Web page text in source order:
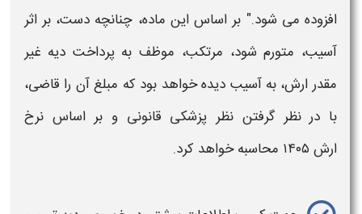
افزوده می‌ شود." بر اساس این ماده، چنانچه دست، بر اثر
آسیب، متورم شود، مرتکب، موظف به پرداخت دیه غیر
مقدر ارش، به آسیب دیده خواهد بود که مبلغ آن را قاضی،
با در نظر گرفتن نظر پزشکی قانونی و بر اساس نرخ
ارش ۱۴۰۵
محاسبه خواهد کرد.